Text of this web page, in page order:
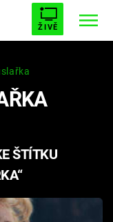
ŽIVĚ
UPÍRŮ
ŠTÍTKU